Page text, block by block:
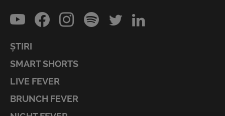
ȘTIRI
SMART SHORTS
LIVE FEVER
BRUNCH FEVER